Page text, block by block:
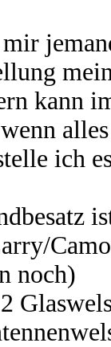
mir
kann
ich
noch)